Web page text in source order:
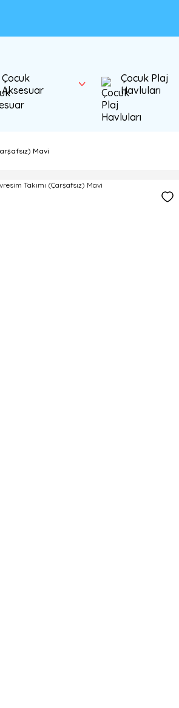
Çocuk
Aksesuar
Çocuk Plaj
Havluları
Mavi